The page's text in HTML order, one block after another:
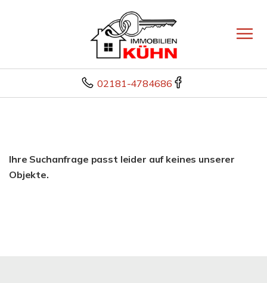
02181-4784686
Ihre Suchanfrage passt leider auf keines unserer
Objekte.